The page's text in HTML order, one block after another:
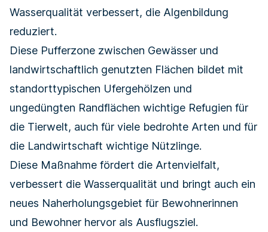
Wasserqualität verbessert, die Algenbildung
reduziert.
Diese Pufferzone zwischen Gewässer und
landwirtschaftlich genutzten Flächen bildet mit
standort­typischen Ufergehölzen und
ungedüngten Randflächen wichtige Refugien für
die Tierwelt, auch für viele bedrohte Arten und für
die Landwirtschaft wichtige Nützlinge.
Diese Maßnahme fördert die Artenvielfalt,
verbessert die Wasserqualität und bringt auch ein
neues Naherholungsgebiet für Bewohnerinnen
und Bewohner hervor als Ausflugsziel.